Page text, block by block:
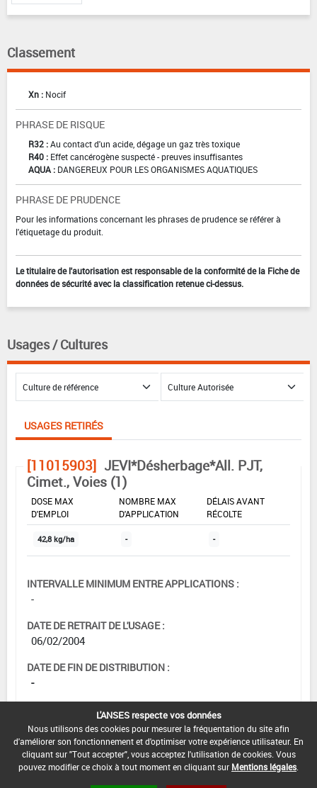
Classement
Xn : Nocif
PHRASE DE RISQUE
R32 :Au contact d'un acide, dégage un gaz très toxique
R40 : Effet cancérogène suspecté - preuves insuffisantes
AQUA : DANGEREUX POUR LES ORGANISMES AQUATIQUES
PHRASE DE PRUDENCE
Pour les informations concernant les phrases de prudence se référer à
l'étiquetage du produit.
Le titulaire de l'autorisation est responsable de la conformité de la Fiche de
données de sécurité avec la classification retenue ci-dessus.
Usages / Cultures
USAGES RETIRÉS
[11015903] JEVI*Désherbage*All. PJT,
Cimet., Voies (1)
DOSE MAX
D'EMPLOI
NOMBRE MAX
D'APPLICATION
DÉLAIS AVANT
RÉCOLTE
42,8 kg/ha - -
INTERVALLE MINIMUM ENTRE APPLICATIONS :
-
DATE DE RETRAIT DE L'USAGE :
06/02/2004
DATE DE FIN DE DISTRIBUTION :
-
DATE DE FIN D'UTILISATION :
-
L'ANSES respecte vos données
Nous utilisons des cookies pour mesurer la fréquentation du site afin
d'améliorer son fonctionnement et d'optimiser votre expérience utilisateur. En
cliquant sur "Tout accepter", vous acceptez l'utilisation de cookies. Vous
pouvez modifier ce choix à tout moment en cliquant sur Mentions légales